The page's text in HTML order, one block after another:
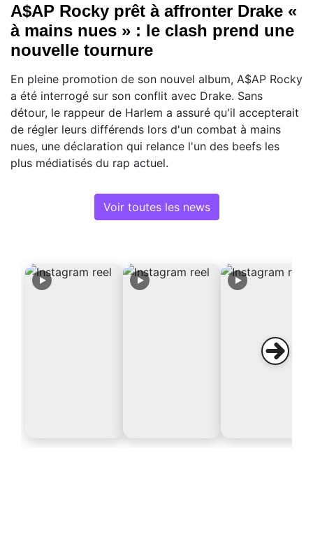
A$AP Rocky prêt à affronter Drake «
à mains nues » : le clash prend une
nouvelle tournure
En pleine promotion de son nouvel album, A$AP Rocky
a été interrogé sur son conflit avec Drake. Sans
détour, le rappeur de Harlem a assuré qu'il accepterait
de régler leurs différends lors d'un combat à mains
nues, une déclaration qui relance l'un des beefs les
plus médiatisés du rap actuel.
Voir toutes les news